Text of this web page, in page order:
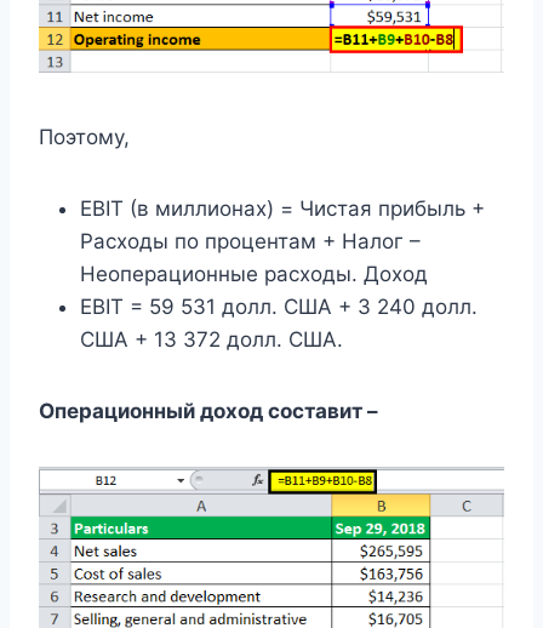
Поэтому,
EBIT (в миллионах) = Чистая прибыль +
Расходы по процентам + Налог –
Неоперационные расходы. Доход
EBIT = 59 531 долл. США + 3 240 долл.
США + 13 372 долл. США.
Операционный доход составит –